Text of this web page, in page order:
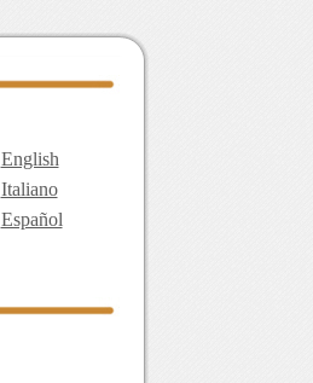
English
Italiano
Español